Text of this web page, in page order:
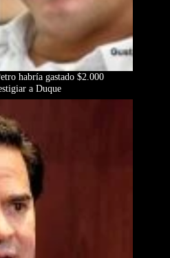
habría gastado $2.000
a Duque